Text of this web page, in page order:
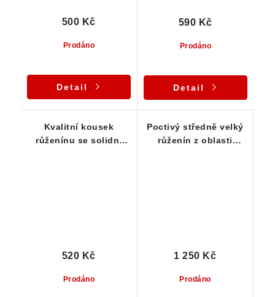
Prodáno
500 Kč
Detail
Prodáno
590 Kč
Detail
Kvalitní kousek
růženínu se solidní
Prodáno
520 Kč
Poctivý středně velký
růženín z oblasti
Prodáno
1 250 Kč